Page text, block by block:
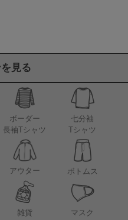
見る
ボーダー
長袖Tシャツ
七分袖
Tシャツ
アウター ボトムス
雑貨 マスク